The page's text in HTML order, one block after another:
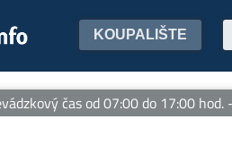
KOUPALIŠTE
čas od 07:00 do 17:00 hod.